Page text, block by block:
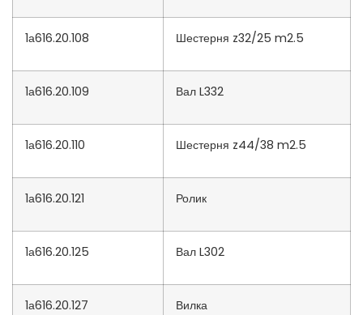
1а616.20.108 Шестерня z32/25 m2.5
1а616.20.109 Вал L332
1а616.20.110 Шестерня z44/38 m2.5
1а616.20.121 Ролик
1а616.20.125 Вал L302
1а616.20.127 Вилка